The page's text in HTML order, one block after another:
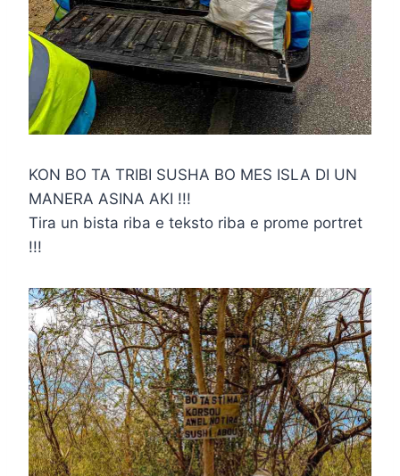
KON BO TA TRIBI SUSHA BO MES ISLA DI UN
MANERA ASINA AKI !!!
Tira un bista riba e teksto riba e prome portret
!!!